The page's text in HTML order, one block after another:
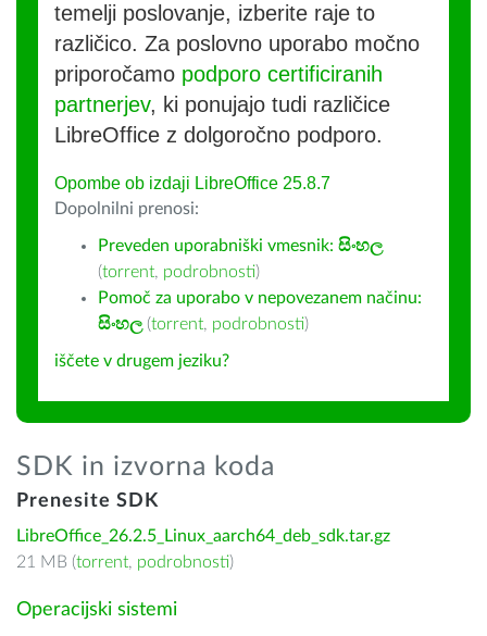
temelji poslovanje, izberite raje to
različico. Za poslovno uporabo močno
priporočamo podporo certificiranih
partnerjev, ki ponujajo tudi različice
LibreOffice z dolgoročno podporo.
Opombe ob izdaji LibreOffice 25.8.7
Dopolnilni prenosi:
Preveden uporabniški vmesnik: සිංහල
(torrent, podrobnosti)
Pomoč za uporabo v nepovezanem načinu:
සිංහල (torrent, podrobnosti)
iščete v drugem jeziku?
SDK in izvorna koda
Prenesite SDK
LibreOffice_26.2.5_Linux_aarch64_deb_sdk.tar.gz
21 MB (torrent, podrobnosti)
Operacijski sistemi